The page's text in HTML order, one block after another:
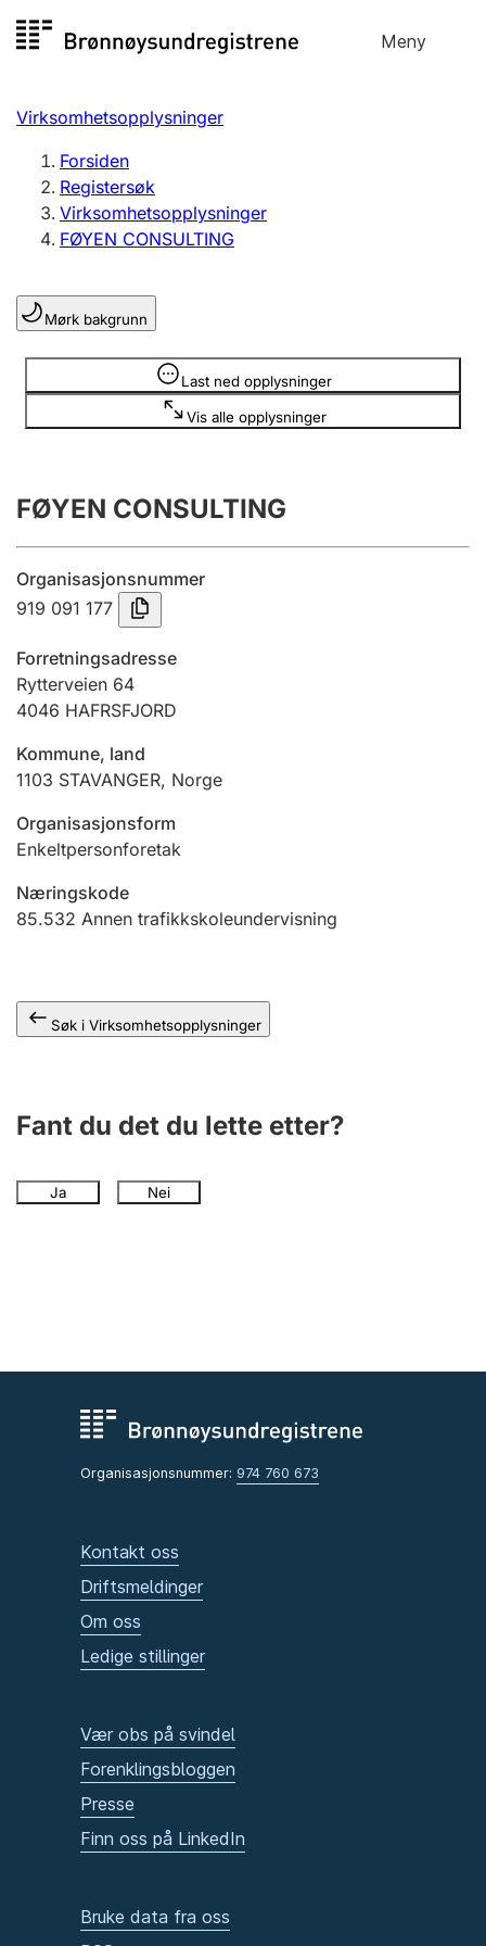
til
Meny
Registersøk
Aksjeselskap
Enkeltpersonforetak
Registrere, endre, slette
Lag og forening
Registrere, endre, slette
Årsregnskap
Innsending og forsinkelsesgebyr
Tinglysing
Jeger
Ektepaktveileder
Offentlig sektor
Virksomhetsopplysninger
Forsiden
Registersøk
Virksomhetsopplysninger
FØYEN CONSULTING
Mørk bakgrunn
Last ned opplysninger
Vis alle opplysninger
Opplysninger er skjult
FØYEN CONSULTING
Organisasjonsnummer
919 091 177
Forretningsadresse
Rytterveien 64
4046 HAFRSFJORD
Kommune, land
1103 STAVANGER, Norge
Organisasjonsform
Enkeltpersonforetak
Næringskode
85.532 Annen trafikkskoleundervisning
Søk i Virksomhetsopplysninger
Fant du det du lette etter?
Ja Nei
Organisasjonsnummer: 974 760 673
Kontakt oss
Driftsmeldinger
Om oss
Ledige stillinger
Vær obs på svindel
Forenklingsbloggen
Presse
Finn oss på LinkedIn
Bruke data fra oss